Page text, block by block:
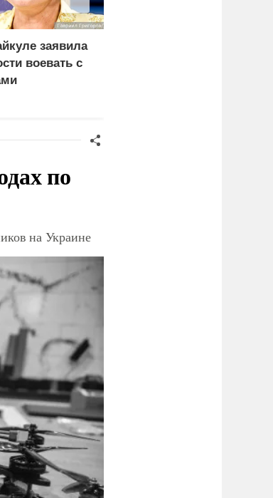
заявила
воевать с
по
на Украине